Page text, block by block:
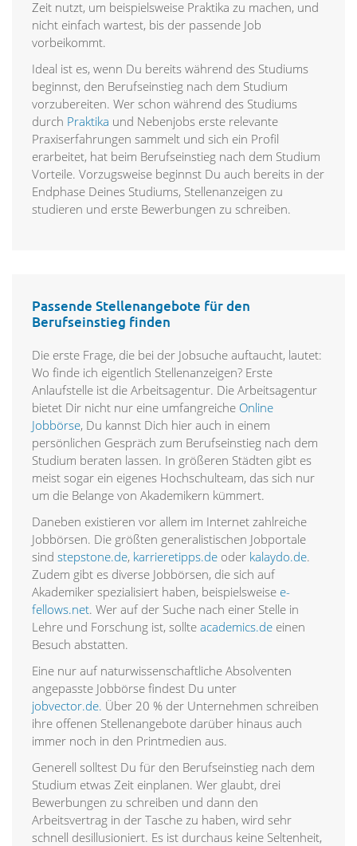
Zeit nutzt, um beispielsweise Praktika zu machen, und
nicht einfach wartest, bis der passende Job
vorbeikommt.
Ideal ist es, wenn Du bereits während des Studiums
beginnst, den Berufseinstieg nach dem Studium
vorzubereiten. Wer schon während des Studiums
durch Praktika und Nebenjobs erste relevante
Praxiserfahrungen sammelt und sich ein Profil
erarbeitet, hat beim Berufseinstieg nach dem Studium
Vorteile. Vorzugsweise beginnst Du auch bereits in der
Endphase Deines Studiums, Stellenanzeigen zu
studieren und erste Bewerbungen zu schreiben.
Passende Stellenangebote für den
Berufseinstieg finden
Die erste Frage, die bei der Jobsuche auftaucht, lautet:
Wo finde ich eigentlich Stellenanzeigen? Erste
Anlaufstelle ist die Arbeitsagentur. Die Arbeitsagentur
bietet Dir nicht nur eine umfangreiche Online
Jobbörse, Du kannst Dich hier auch in einem
persönlichen Gespräch zum Berufseinstieg nach dem
Studium beraten lassen. In größeren Städten gibt es
meist sogar ein eigenes Hochschulteam, das sich nur
um die Belange von Akademikern kümmert.
Daneben existieren vor allem im Internet zahlreiche
Jobbörsen. Die größten generalistischen Jobportale
sind stepstone.de, karrieretipps.de oder kalaydo.de.
Zudem gibt es diverse Jobbörsen, die sich auf
Akademiker spezialisiert haben, beispielsweise e-
fellows.net. Wer auf der Suche nach einer Stelle in
Lehre und Forschung ist, sollte academics.de einen
Besuch abstatten.
Eine nur auf naturwissenschaftliche Absolventen
angepasste Jobbörse findest Du unter
jobvector.de. Über 20 % der Unternehmen schreiben
ihre offenen Stellenangebote darüber hinaus auch
immer noch in den Printmedien aus.
Generell solltest Du für den Berufseinstieg nach dem
Studium etwas Zeit einplanen. Wer glaubt, drei
Bewerbungen zu schreiben und dann den
Arbeitsvertrag in der Tasche zu haben, wird sehr
schnell desillusioniert. Es ist durchaus keine Seltenheit,